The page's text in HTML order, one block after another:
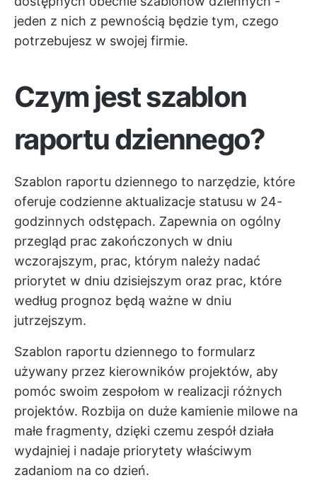
jeden z nich z pewnością będzie tym, czego
potrzebujesz w swojej firmie.
Czym jest szablon
raportu dziennego?
Szablon raportu dziennego to narzędzie, które
oferuje codzienne aktualizacje statusu w 24-
godzinnych odstępach. Zapewnia on ogólny
przegląd prac zakończonych w dniu
wczorajszym, prac, którym należy nadać
priorytet w dniu dzisiejszym oraz prac, które
według prognoz będą ważne w dniu
jutrzejszym.
Szablon raportu dziennego to formularz
używany przez kierowników projektów, aby
pomóc swoim zespołom w realizacji różnych
projektów. Rozbija on duże kamienie milowe na
małe fragmenty, dzięki czemu zespół działa
wydajniej i nadaje priorytety właściwym
zadaniom na co dzień.